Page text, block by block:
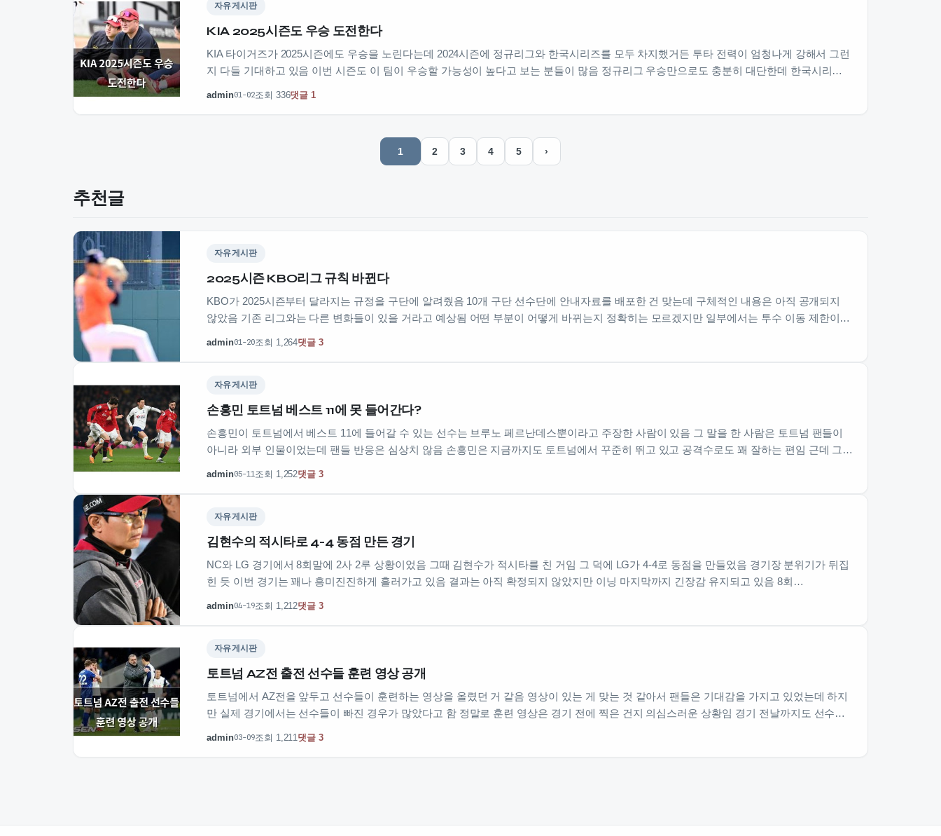
자유게시판
KIA 2025시즌도 우승 도전한다
KIA 타이거즈가 2025시즌에도 우승을 노린다는데 2024시즌에 정규리그와 한국시리즈를 모두 차지했거든 투타 전력이 엄청나게 강해서 그런
지 다들 기대하고 있음 이번 시즌도 이 팀이 우승할 가능성이 높다고 보는 분들이 많음 정규리그 우승만으로도 충분히 대단한데 한국시리…
admin01-02조회 336댓글 1
1 2 3 4 5 ›
추천글
자유게시판
2025시즌 KBO리그 규칙 바뀐다
KBO가 2025시즌부터 달라지는 규정을 구단에 알려줬음 10개 구단 선수단에 안내자료를 배포한 건 맞는데 구체적인 내용은 아직 공개되지
않았음 기존 리그와는 다른 변화들이 있을 거라고 예상됨 어떤 부분이 어떻게 바뀌는지 정확히는 모르겠지만 일부에서는 투수 이동 제한이…
admin01-20조회 1,264댓글 3
자유게시판
손흥민 토트넘 베스트 11에 못 들어간다?
손흥민이 토트넘에서 베스트 11에 들어갈 수 있는 선수는 브루노 페르난데스뿐이라고 주장한 사람이 있음 그 말을 한 사람은 토트넘 팬들이
아니라 외부 인물이었는데 팬들 반응은 심상치 않음 손흥민은 지금까지도 토트넘에서 꾸준히 뛰고 있고 공격수로도 꽤 잘하는 편임 근데 그…
admin05-11조회 1,252댓글 3
자유게시판
김현수의 적시타로 4-4 동점 만든 경기
NC와 LG 경기에서 8회말에 2사 2루 상황이었음 그때 김현수가 적시타를 친 거임 그 덕에 LG가 4-4로 동점을 만들었음 경기장 분위기가 뒤집
힌 듯 이번 경기는 꽤나 흥미진진하게 흘러가고 있음 결과는 아직 확정되지 않았지만 이닝 마지막까지 긴장감 유지되고 있음 8회…
admin04-19조회 1,212댓글 3
자유게시판
토트넘 AZ전 출전 선수들 훈련 영상 공개
토트넘에서 AZ전을 앞두고 선수들이 훈련하는 영상을 올렸던 거 같음 영상이 있는 게 맞는 것 같아서 팬들은 기대감을 가지고 있었는데 하지
만 실제 경기에서는 선수들이 빠진 경우가 많았다고 함 정말로 훈련 영상은 경기 전에 찍은 건지 의심스러운 상황임 경기 전날까지도 선수…
admin03-09조회 1,211 댓글 3